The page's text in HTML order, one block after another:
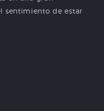
sentimiento de estar